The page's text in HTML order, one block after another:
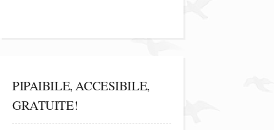
PIPAIBILE, ACCESIBILE,
GRATUITE!